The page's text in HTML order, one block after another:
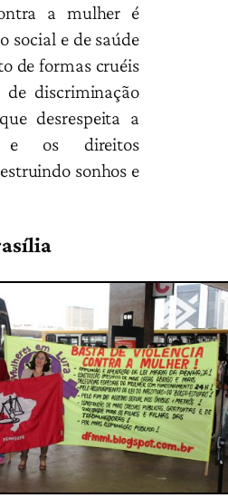
a mulher é
social e de saúde
de formas cruéis
de discriminação
desrespeita a
e os direitos
sonhos e